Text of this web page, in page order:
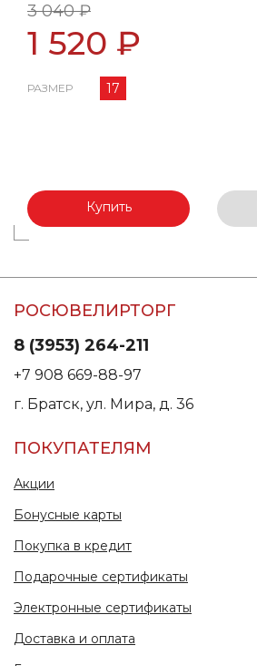
3 040 ₽
1 520 ₽
РАЗМЕР 17
Купить
РОСЮВЕЛИРТОРГ
8 (3953) 264-211
+7 908 669-88-97
г. Братск, ул. Мира, д. 36
ПОКУПАТЕЛЯМ
Акции
Бонусные карты
Покупка в кредит
Подарочные сертификаты
Электронные сертификаты
Доставка и оплата